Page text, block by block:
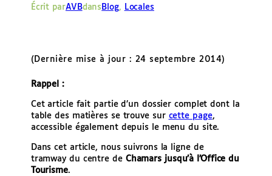
Écrit parAVBdans Blog, Locales
(Dernière mise à jour : 24 septembre 2014)
Rappel :
Cet article fait partie d’un dossier complet dont la
table des matières se trouve sur cette page,
accessible également depuis le menu du site.
Dans cet article, nous suivrons la ligne de
tramway du centre de Chamars jusqu’à l’Office du
Tourisme.